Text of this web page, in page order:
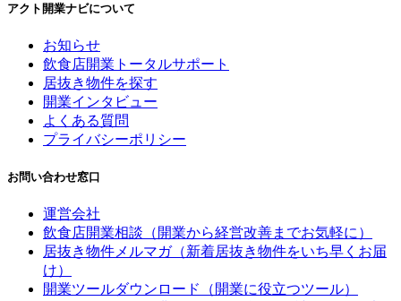
アクト開業ナビについて
お知らせ
飲食店開業トータルサポート
居抜き物件を探す
開業インタビュー
よくある質問
プライバシーポリシー
お問い合わせ窓口
運営会社
飲食店開業相談（開業から経営改善までお気軽に）
居抜き物件メルマガ（新着居抜き物件をいち早くお届
け）
開業ツールダウンロード（開業に役立つツール）